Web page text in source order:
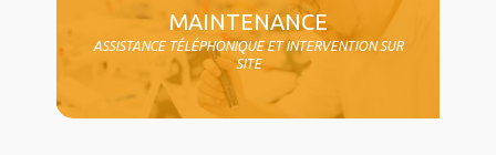
MAINTENANCE
ASSISTANCE TÉLÉPHONIQUE ET INTERVENTION SUR
SITE